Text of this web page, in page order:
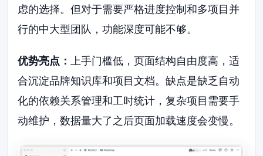
虑的选择。但对于需要严格进度控制和多项目并
行的中大型团队，功能深度可能不够。
优势亮点：
上手门槛低，页面结构自由度高，适
合沉淀品牌知识库和项目文档。缺点是缺乏自动
化的依赖关系管理和工时统计，复杂项目需要手
动维护，数据量大了之后页面加载速度会变慢。